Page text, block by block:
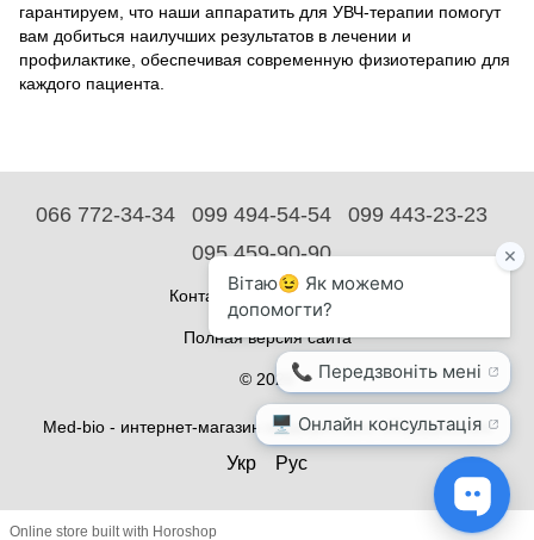
гарантируем, что наши аппаратить для УВЧ-терапии помогут
вам добиться наилучших результатов в лечении и
профилактике, обеспечивая современную физиотерапию для
каждого пациента.
066 772-34-34 099 494-54-54
099 443-23-23
095 459-90-90
Контактная информация
Полная версия сайта
© 2026
Med-bio - интернет-магазин медицинского оборудования
Укр Рус
Online store built with Horoshop